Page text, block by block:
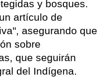
y bosques.
artículo de
asegurando que
sobre
que seguirán
del Indígena.